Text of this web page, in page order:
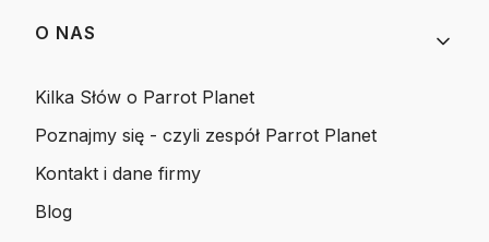
O NAS
Kilka Słów o Parrot Planet
Poznajmy się - czyli zespół Parrot Planet
Kontakt i dane firmy
Blog